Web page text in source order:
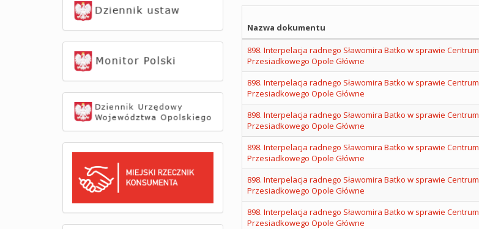
Nazwa dokumentu
898. Interpelacja radnego Sławomira Batko w sprawie Centrum
Przesiadkowego Opole Główne
898. Interpelacja radnego Sławomira Batko w sprawie Centrum
Przesiadkowego Opole Główne
898. Interpelacja radnego Sławomira Batko w sprawie Centrum
Przesiadkowego Opole Główne
898. Interpelacja radnego Sławomira Batko w sprawie Centrum
Przesiadkowego Opole Główne
898. Interpelacja radnego Sławomira Batko w sprawie Centrum
Przesiadkowego Opole Główne
898. Interpelacja radnego Sławomira Batko w sprawie Centrum
Przesiadkowego Opole Główne